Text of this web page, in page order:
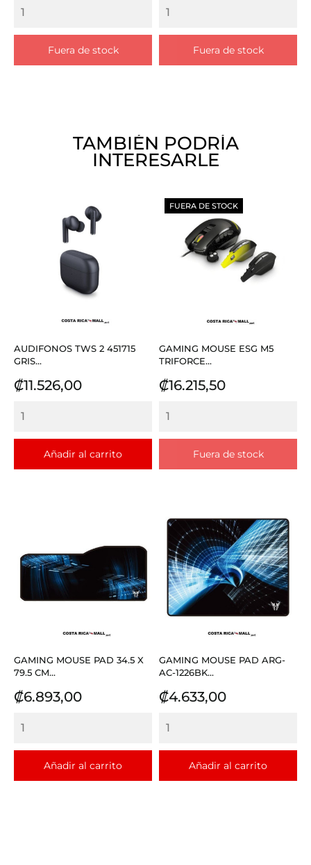
Fuera de stock Fuera de stock
TAMBIÉN PODRÍA
INTERESARLE
AUDIFONOS TWS 2 451715
GRIS...
Precio
₡11.526,00
Añadir al carrito
GAMING MOUSE ESG M5
TRIFORCE...
Precio
₡16.215,50
Fuera de stock
FUERA DE STOCK
GAMING MOUSE PAD 34.5 X
79.5 CM...
Precio
₡6.893,00
Añadir al carrito
GAMING MOUSE PAD ARG-
AC-1226BK...
Precio
₡4.633,00
Añadir al carrito